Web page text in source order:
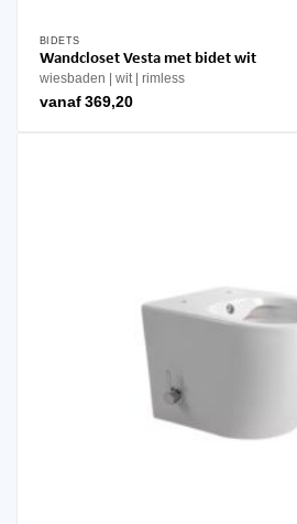
BIDETS
Wandcloset Vesta met bidet wit
wiesbaden wit rimless
vanaf 369,20
Dit
product